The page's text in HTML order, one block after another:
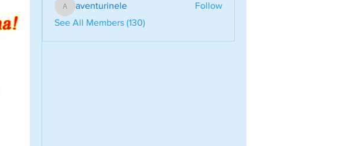
aventurinele
aventurinele
Follow
See All Members (130)